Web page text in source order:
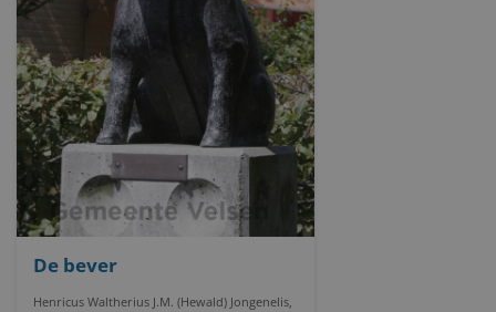
De bever
Henricus Waltherius J.M. (Hewald) Jongenelis,